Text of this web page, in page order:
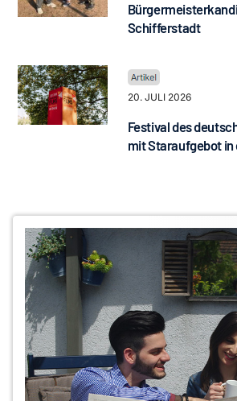
Schifferstadt
20. JULI 2026
Festival des
mit Staraufgebot